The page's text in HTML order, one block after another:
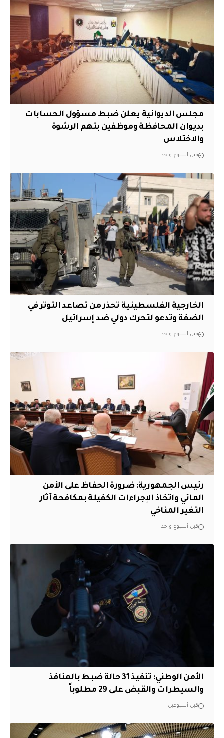
مجلس الديوانية يعلن ضبط مسؤول الحسابات
بديوان المحافظة وموظفين بتهم الرشوة
والاختلاس
قبل أسبوع واحد
الخارجية الفلسطينية تحذر من تصاعد التوتر في
الضفة وتدعو لتحرك دولي ضد إسرائيل
قبل أسبوع واحد
رئيس الجمهورية: ضرورة الحفاظ على الأمن
المائي واتخاذ الإجراءات الكفيلة بمكافحة آثار
التغير المناخي
قبل أسبوع واحد
الأمن الوطني: تنفيذ 31 حالة ضبط بالمنافذ
والسيطرات والقبض على 29 مطلوباً
قبل أسبوعين